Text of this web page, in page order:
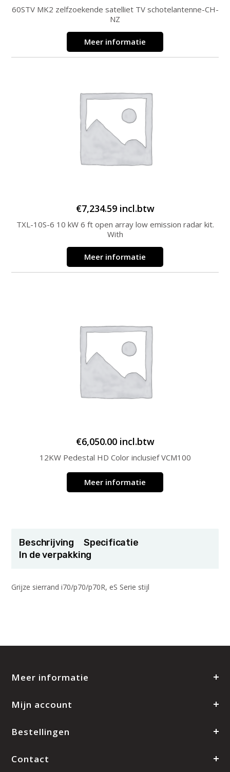
60STV MK2 zelfzoekende satelliet TV schotelantenne-CH-
NZ
Meer informatie
€7,234.59 incl.btw
TXL-10S-6 10 kW 6 ft open array low emission radar kit.
With
Meer informatie
€6,050.00 incl.btw
12KW Pedestal HD Color inclusief VCM100
Meer informatie
Beschrijving
Specificatie
In de verpakking
Grijze sierrand i70/p70/p70R, eS Serie stijl
Meer informatie
Mijn account
Bestellingen
Contact